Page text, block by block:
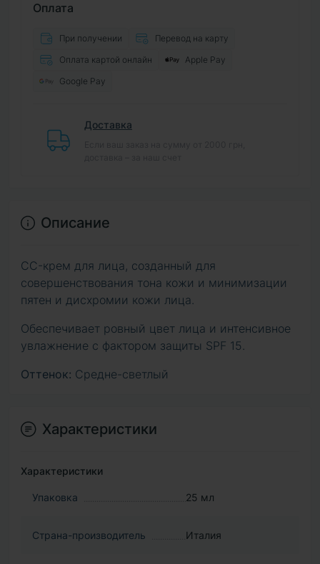
Оплата
При получении
Перевод на карту
Оплата картой онлайн
Apple Pay
Google Pay
Доставка
Описание
CC-крем для лица, созданный для
совершенствования тона кожи и минимизации
пятен и дисхромии кожи лица.
Обеспечивает ровный цвет лица и интенсивное
увлажнение с фактором защиты SPF 15.
Оттенок: Средне-светлый
Характеристики
Характеристики
Упаковка 25 мл
Страна-производитель Италия